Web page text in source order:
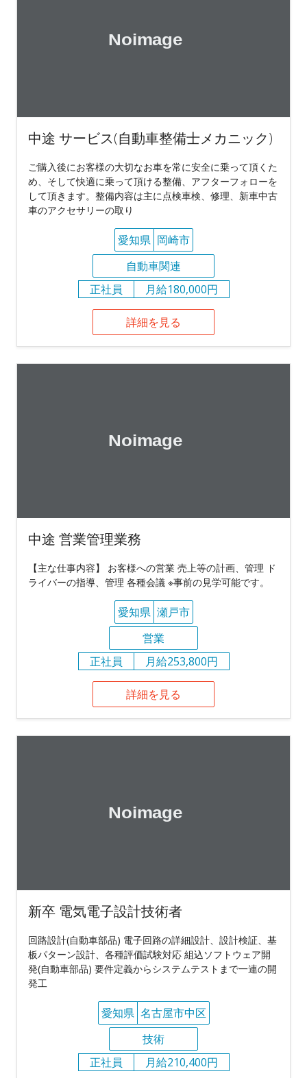
中途 サービス(自動車整備士メカニック)
ご購入後にお客様の大切なお車を常に安全に乗って頂くた
め、そして快適に乗って頂ける整備、アフターフォローを
して頂きます。整備内容は主に点検車検、修理、新車中古
車のアクセサリーの取り
愛知県 岡崎市
自動車関連
正社員
月給180,000円
詳細を見る
中途 営業管理業務
【主な仕事内容】 お客様への営業 売上等の計画、管理 ド
ライバーの指導、管理 各種会議 ※事前の見学可能です。
愛知県 瀬戸市
営業
正社員
月給253,800円
詳細を見る
新卒 電気電子設計技術者
回路設計(自動車部品) 電子回路の詳細設計、設計検証、基
板パターン設計、各種評価試験対応 組込ソフトウェア開
発(自動車部品) 要件定義からシステムテストまで一連の開
発工
愛知県 名古屋市中区
技術
正社員
月給210,400円